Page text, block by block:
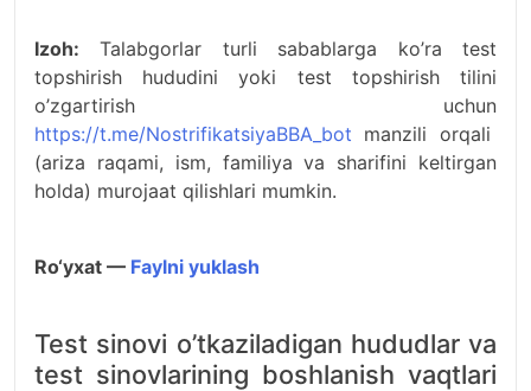
Izoh: Talabgorlar turli sabablarga ko’ra test
topshirish hududini yoki test topshirish tilini
o’zgartirish uchun
https://t.me/NostrifikatsiyaBBA_bot manzili orqali
(ariza raqami, ism, familiya va sharifini keltirgan
holda) murojaat qilishlari mumkin.
Ro‘yxat — Faylni yuklash
Test sinovi o’tkaziladigan hududlar va
test sinovlarining boshlanish vaqtlari